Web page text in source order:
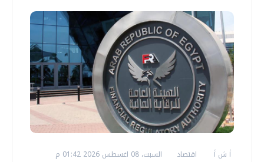
أ ش أ اقتصاد السبت، 08 اغسطس 2026 01:42 م